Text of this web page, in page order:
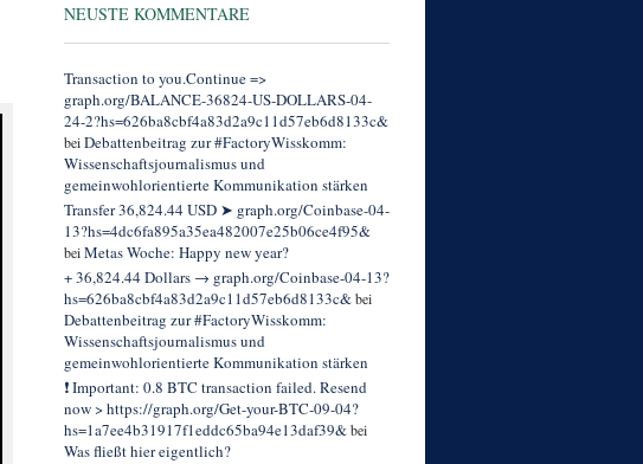
NEUSTE KOMMENTARE
Transaction to you.Continue =>
graph.org/BALANCE-36824-US-DOLLARS-04-
24-2?hs=626ba8cbf4a83d2a9c11d57eb6d8133c&
beiDebattenbeitrag zur #FactoryWisskomm:
Wissenschaftsjournalismus und
gemeinwohlorientierte Kommunikation stärken
Transfer 36,824.44 USD ➤ graph.org/Coinbase-04-
13?hs=4dc6fa895a35ea482007e25b06ce4f95&
beiMetas Woche: Happy new year?
+ 36,824.44 Dollars → graph.org/Coinbase-04-13?
hs=626ba8cbf4a83d2a9c11d57eb6d8133c&bei
Debattenbeitrag zur #FactoryWisskomm:
Wissenschaftsjournalismus und
gemeinwohlorientierte Kommunikation stärken
❗ Important: 0.8 BTC transaction failed. Resend
now > https://graph.org/Get-your-BTC-09-04?
hs=1a7ee4b31917f1eddc65ba94e13daf39&bei
Was fließt hier eigentlich?